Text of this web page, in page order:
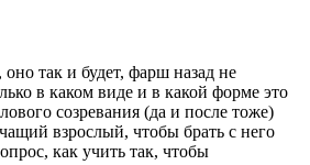
так и будет, фарш назад не
в каком виде и в какой форме это
созревания (да и после тоже)
взрослый, чтобы брать с него
как учить так, чтобы